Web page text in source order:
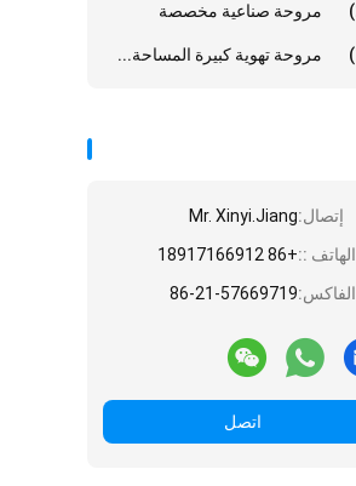
مروحة صناعية مخصصة
مروحة تهوية كبيرة المساحة...
إتصال:Mr. Xinyi.Jiang
الهاتف ::+86 18917166912
الفاكس:86-21-57669719
اتصل